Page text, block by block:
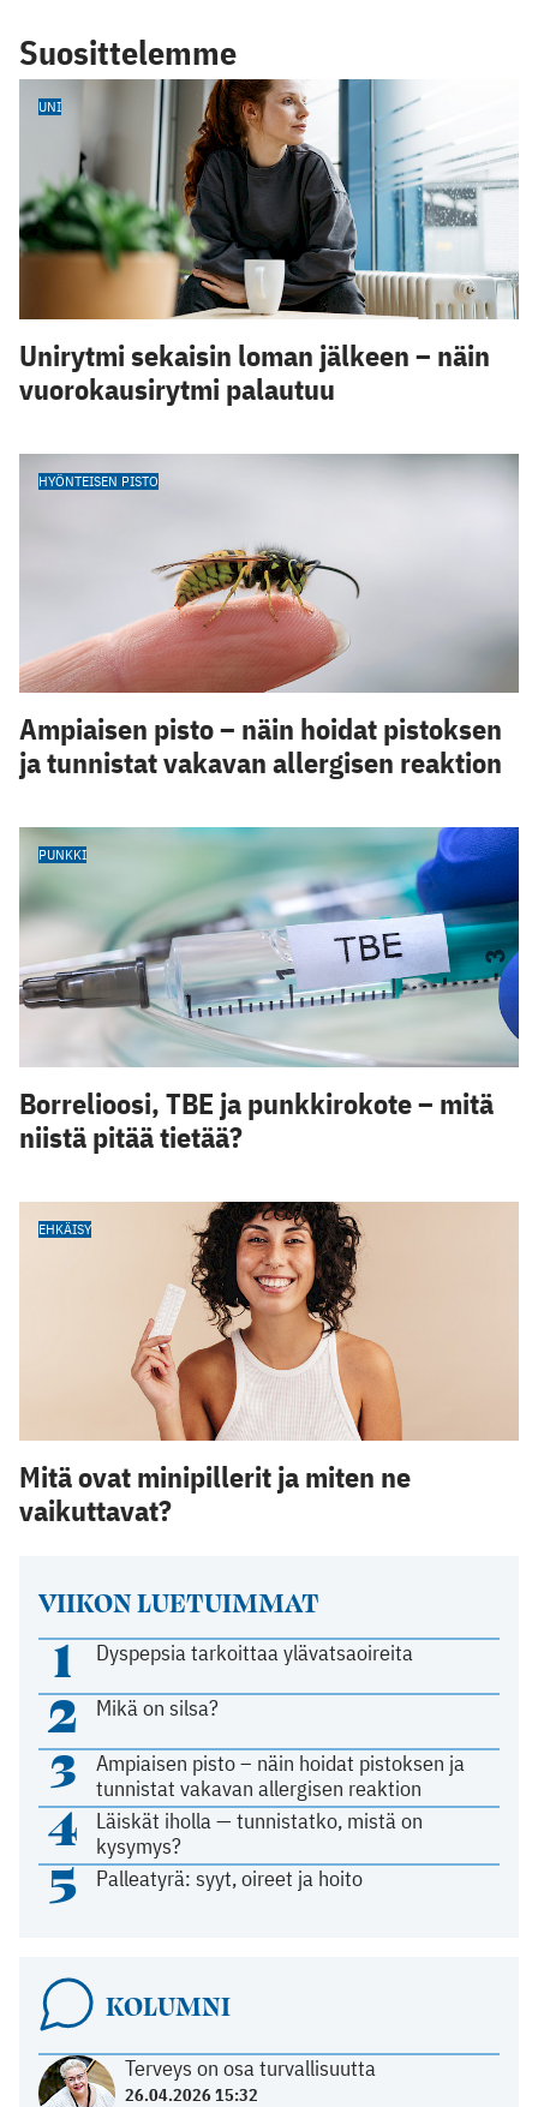
VIIKON LUETUIMMAT
1 Dyspepsia tarkoittaa ylävatsaoireita
2 Mikä on silsa?
3
Ampiaisen pisto – näin hoidat pistoksen ja
tunnistat vakavan allergisen reaktion
4
Läiskät iholla — tunnistatko, mistä on
kysymys?
5 Palleatyrä: syyt, oireet ja hoito
KOLUMNI
Terveys on osa turvallisuutta
26.04.2026 15:32
Suosittelemme
UNI
Unirytmi sekaisin loman jälkeen – näin
vuorokausirytmi palautuu
HYÖNTEISEN PISTO
Ampiaisen pisto – näin hoidat pistoksen
ja tunnistat vakavan allergisen reaktion
PUNKKI
Borrelioosi, TBE ja punkkirokote – mitä
niistä pitää tietää?
EHKÄISY
Mitä ovat minipillerit ja miten ne
vaikuttavat?